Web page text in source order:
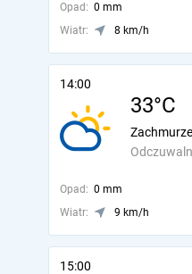
Opad: 0 mm
Wiatr:
8 km/h
14:00
33°C
Opad: 0 mm
Wiatr:
9 km/h
15:00